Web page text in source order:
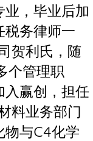
，毕业后加
税务律师一
贺利氏，随
个管理职
入赢创，担任
料业务部门
物与C4化学